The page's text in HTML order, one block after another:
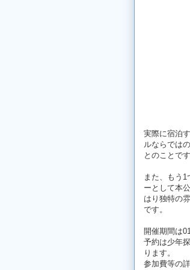
実際に宿泊
ルならでは
とのことです
また、もう
ーとして本
はり独特の
です。
開催期間は
予約は少年
ります。
参加費等の